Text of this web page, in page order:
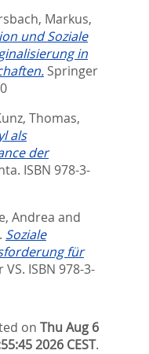
Markus,
und Soziale
in
Springer
Thomas,
als
der
ISBN 978-3-
Andrea and
Soziale
für
ISBN 978-3-
onThu Aug 6
2026 CEST.